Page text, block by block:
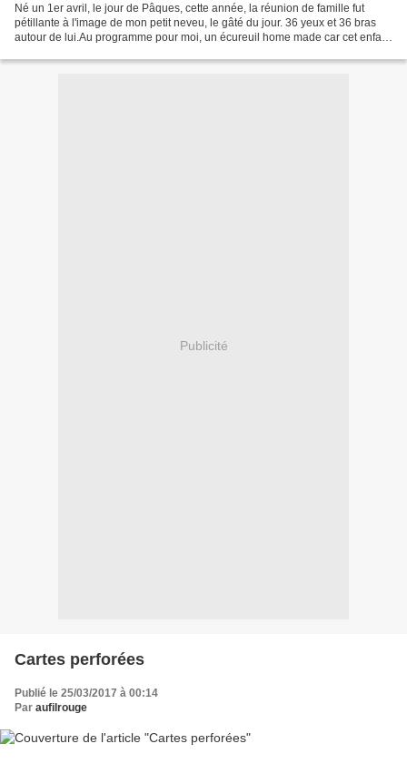
Né un 1er avril, le jour de Pâques, cette année, la réunion de famille fut
pétillante à l'image de mon petit neveu, le gâté du jour. 36 yeux et 36 bras
autour de lui.Au programme pour moi, un écureuil home made car cet enfant
Publicité
Cartes perforées
Publié le 25/03/2017 à 00:14
Par aufilrouge